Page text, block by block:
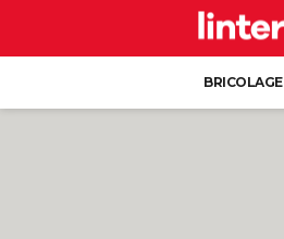
BRICOLAGE